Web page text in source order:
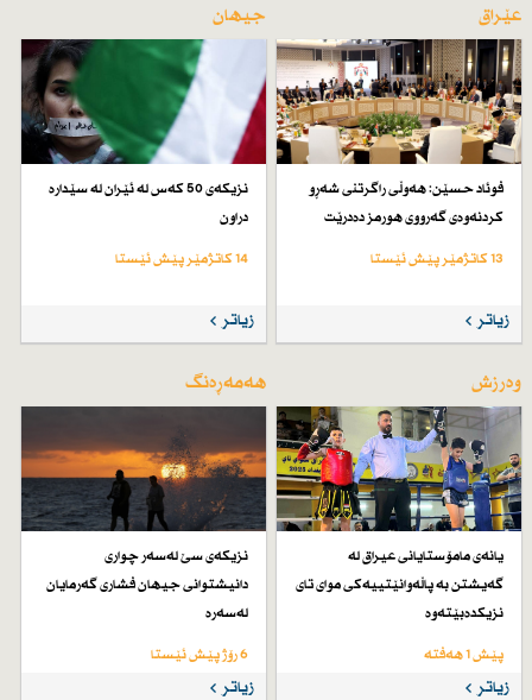
عێراق
فوئاد حسێن: هەوڵی راگرتنی شەڕو
كردنەوەی گەرووی هورمز دەدرێت
13 کاتژمێر پێش ئێستا
زیاتر
جیهان
نزیكەی 50 كەس لە ئێران لە سێدارە
دراون
14 کاتژمێر پێش ئێستا
زیاتر
وەرزش
یانەی مامۆستایانی عیراق لە
گەیشتن بە پاڵەوانێتییەكی موای تای
نزیكدەبێتەوە
پێش 1 هەفتە
زیاتر
هەمەڕەنگ
نزیكەی سێ لەسەر چواری
دانیشتوانی جیهان فشاری گەرمایان
لەسەرە
6 رۆژ پێش ئێستا
زیاتر